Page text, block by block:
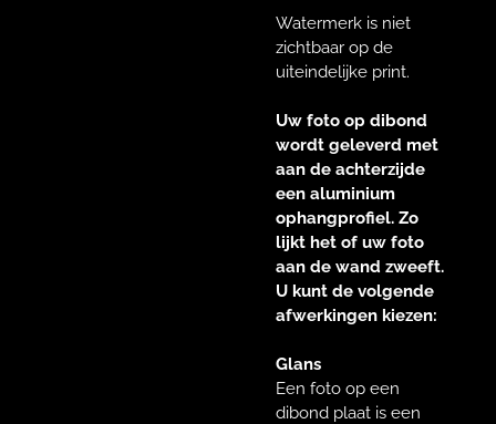
Watermerk is niet
zichtbaar op de
uiteindelijke print.
Uw foto op dibond
wordt geleverd met
aan de achterzijde
een aluminium
ophangprofiel. Zo
lijkt het of uw foto
aan de wand zweeft.
U kunt de volgende
afwerkingen kiezen:
Glans
Een foto op een
dibond plaat is een